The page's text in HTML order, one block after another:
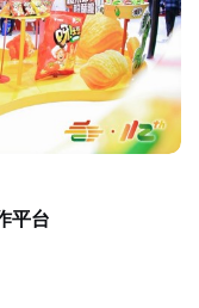
平台